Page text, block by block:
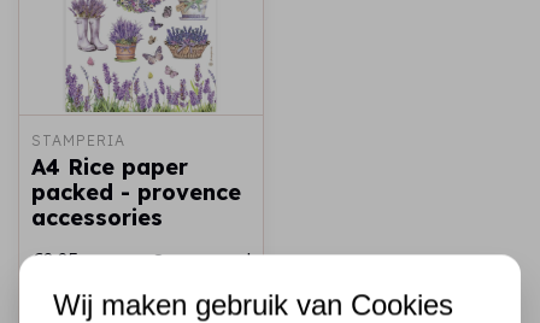
STAMPERIA
A4 Rice paper
packed - provence
accessories
€2,25 Op voorraad
Snel toevoegen
Wij maken gebruik van Cookies